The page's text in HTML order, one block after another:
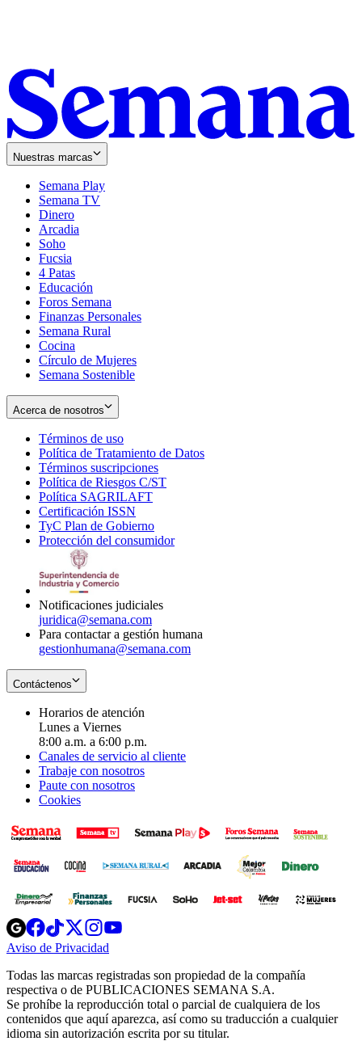
Nuestras marcas
Semana Play
Semana TV
Dinero
Arcadia
Soho
in
new
window
Fucsia
in
new
window
4 Patas
Educación
Foros Semana
Finanzas Personales
Semana Rural
Cocina
Círculo de Mujeres
Semana Sostenible
Acerca de nosotros
Términos de uso
in
new
window
Política de Tratamiento de Datos
Términos suscripciones
in
Política de Riesgos C/ST
Política SAGRILAFT
new
window
Certificación ISSN
in
new
TyC Plan de Gobierno
in
Protección del consumidorOpens
Notificaciones judiciales
juridica@semana.com
Para contactar a gestión humana
gestionhumana@semana.com
Contáctenos
Horarios de atención
Lunes a Viernes
8:00 a.m. a 6:00 p.m.
Canales de servicio al cliente
Trabaje con nosotros
Paute con nosotros
Cookies
Opens
in
new
Opens
in
new
Opens
in
new
window
Opens
new
windowwindow
Aviso de Privacidad
new
window
Todas las marcas registradas son propiedad de la compañía
respectiva o de PUBLICACIONES SEMANA S.A.
Se prohíbe la reproducción total o parcial de cualquiera de los
contenidos que aquí aparezca, así como su traducción a cualquier
idioma sin autorización escrita por su titular.